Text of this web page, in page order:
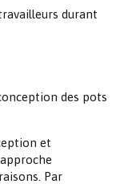
durant
des pots
et
Par